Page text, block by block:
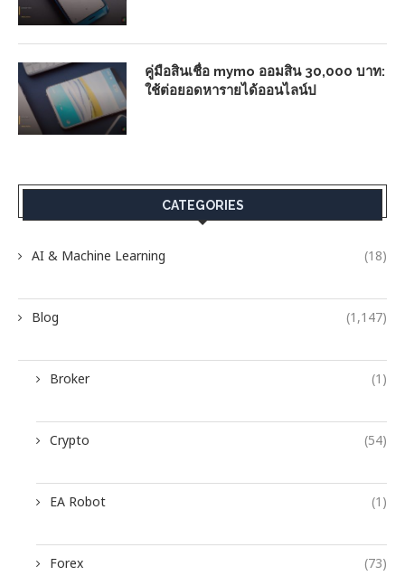
คู่มือสินเชื่อ mymo ออมสิน 30,000 บาท:
ใช้ต่อยอดหารายได้ออนไลน์ป
CATEGORIES
AI & Machine Learning (18)
Blog (1,147)
Broker (1)
Crypto (54)
EA Robot (1)
Forex (73)